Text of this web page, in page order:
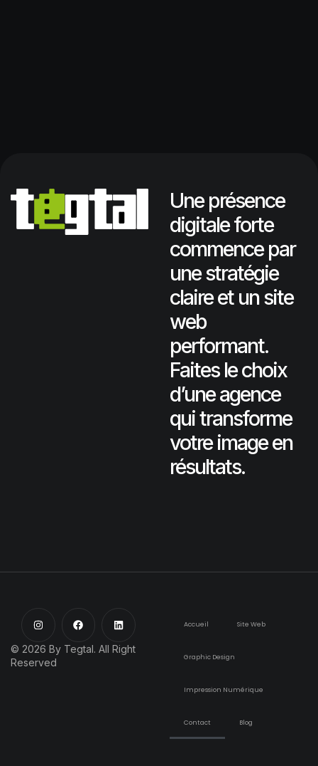
Une présence
digitale forte
commence par
une stratégie
claire et un site
web
performant.
Faites le choix
d’une agence
qui transforme
votre image en
résultats.
© 2026 By Tegtal. All Right
Reserved
Accueil Site Web
Graphic Design
Impression Numérique
Contact Blog